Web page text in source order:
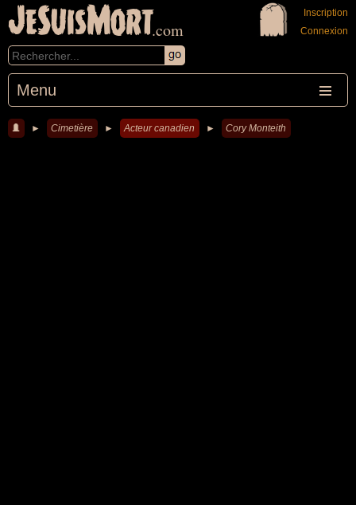
JeSuisMort.com
Menu
Inscription
Connexion
► Cimetière ► Acteur canadien ► Cory Monteith